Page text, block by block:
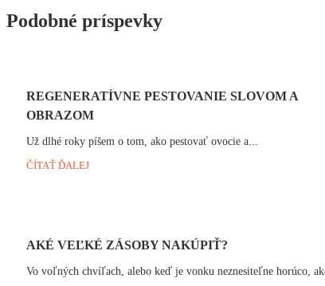
Podobné príspevky
REGENERATÍVNE PESTOVANIE SLOVOM A
OBRAZOM
Už dlhé roky píšem o tom, ako pestovať ovocie a...
ČÍTAŤ ĎALEJ
AKÉ VEĽKÉ ZÁSOBY NAKÚPIŤ?
Vo voľných chvíľach, alebo keď je vonku neznesiteľne horúco,